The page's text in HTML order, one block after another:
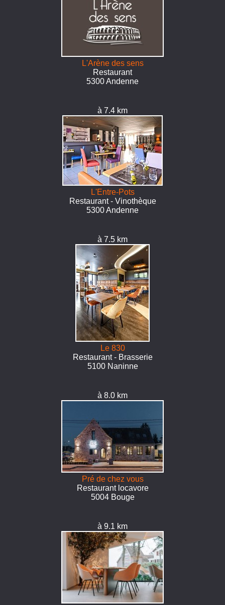
L'Arène des sens
Restaurant
5300 Andenne
à 7.4 km
L'Entre-Pots
Restaurant - Vinothèque
5300 Andenne
à 7.5 km
Le 830
Restaurant - Brasserie
5100 Naninne
à 8.0 km
Pré de chez vous
Restaurant locavore
5004 Bouge
à 9.1 km